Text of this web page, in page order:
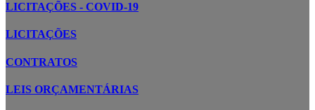
LICITAÇÕES - COVID-19
LICITAÇÕES
CONTRATOS
LEIS ORÇAMENTÁRIAS